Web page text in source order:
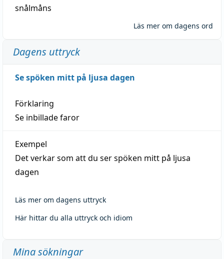
snålmåns
Läs mer om dagens ord
Dagens uttryck
Se spöken mitt på ljusa dagen
Förklaring
Se inbillade faror
Exempel
Det verkar som att du ser spöken mitt på ljusa
dagen
Läs mer om dagens uttryck
Här hittar du alla uttryck och idiom
Mina sökningar